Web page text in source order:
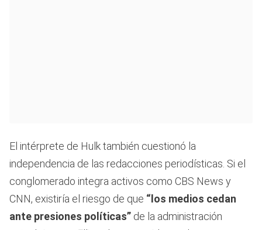
El intérprete de Hulk también cuestionó la
independencia de las redacciones periodísticas. Si el
conglomerado integra activos como CBS News y
CNN, existiría el riesgo de que “los medios cedan
ante presiones políticas” de la administración